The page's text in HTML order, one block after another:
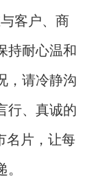
客户、商
持耐心温和
，请冷静沟
行、真诚的
名片，让每